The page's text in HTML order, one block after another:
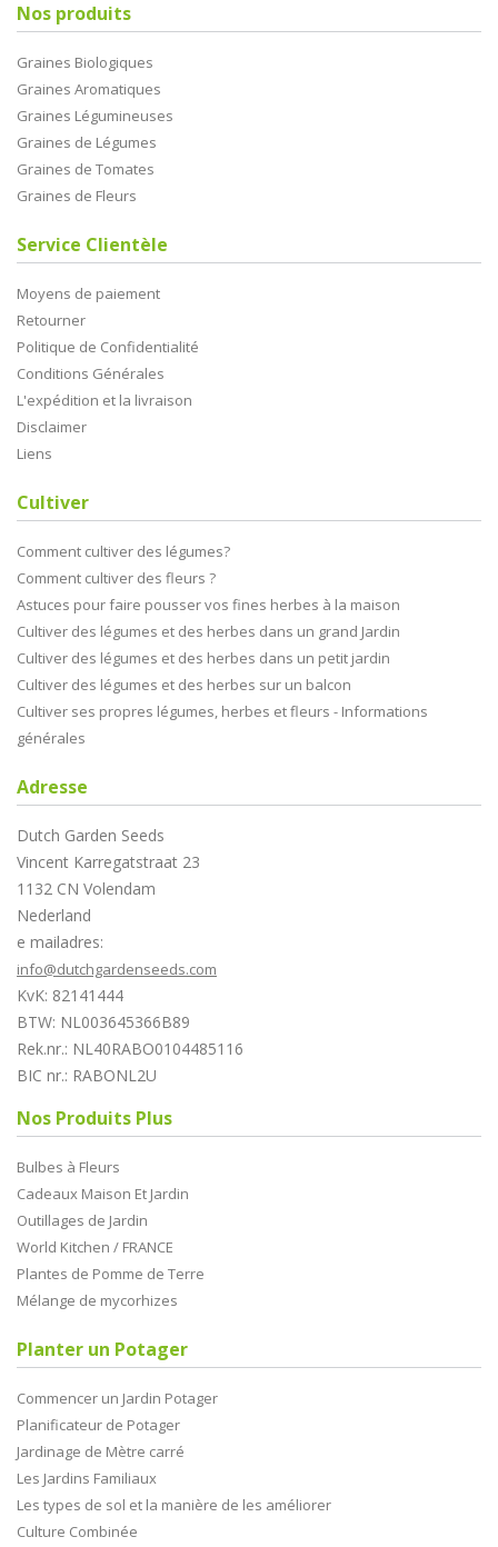
Nos produits
Graines Biologiques
Graines Aromatiques
Graines Légumineuses
Graines de Légumes
Graines de Tomates
Graines de Fleurs
Service Clientèle
Moyens de paiement
Retourner
Politique de Confidentialité
Conditions Générales
L'expédition et la livraison
Disclaimer
Liens
Cultiver
Comment cultiver des légumes?
Comment cultiver des fleurs ?
Astuces pour faire pousser vos fines herbes à la maison
Cultiver des légumes et des herbes dans un grand Jardin
Cultiver des légumes et des herbes dans un petit jardin
Cultiver des légumes et des herbes sur un balcon
Cultiver ses propres légumes, herbes et fleurs - Informations
générales
Adresse
Dutch Garden Seeds
Vincent Karregatstraat 23
1132 CN Volendam
Nederland
e mailadres:
info@dutchgardenseeds.com
KvK: 82141444
BTW: NL003645366B89
Rek.nr.: NL40RABO0104485116
BIC nr.: RABONL2U
Nos Produits Plus
Bulbes à Fleurs
Cadeaux Maison Et Jardin
Outillages de Jardin
World Kitchen / FRANCE
Plantes de Pomme de Terre
Mélange de mycorhizes
Planter un Potager
Commencer un Jardin Potager
Planificateur de Potager
Jardinage de Mètre carré
Les Jardins Familiaux
Les types de sol et la manière de les améliorer
Culture Combinée